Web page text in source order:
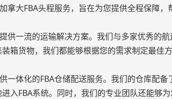
拿大FBA头程服务，旨在为您提供全程保障，
供一流的运输解决方案。我们与多家优秀的
箱货物，我们都能够根据您的需求制定最佳
一体化的FBA仓储配送服务。我们的仓库配备
入FBA系统。同时，我们的专业团队还能够